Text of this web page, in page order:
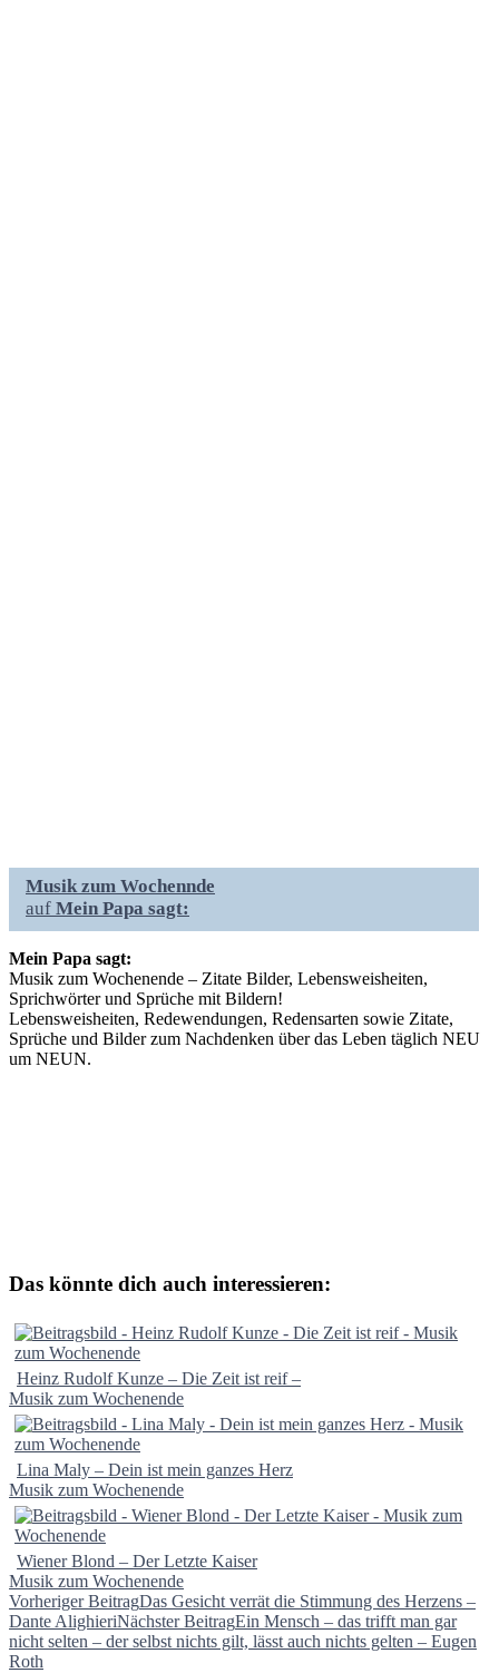
Musik zum Wochennde
auf Mein Papa sagt:
Mein Papa sagt:
Musik zum Wochenende – Zitate Bilder, Lebensweisheiten,
Sprichwörter und Sprüche mit Bildern!
Lebensweisheiten, Redewendungen, Redensarten sowie Zitate,
Sprüche und Bilder zum Nachdenken über das Leben täglich NEU
um NEUN.
Das könnte dich auch interessieren:
Heinz Rudolf Kunze – Die Zeit ist reif –
Musik zum Wochenende
Lina Maly – Dein ist mein ganzes Herz
Musik zum Wochenende
Wiener Blond – Der Letzte Kaiser
Musik zum Wochenende
Beitragsnavigation
Vorheriger BeitragDas Gesicht verrät die Stimmung des Herzens –
Dante AlighieriNächster BeitragEin Mensch – das trifft man gar
nicht selten – der selbst nichts gilt, lässt auch nichts gelten – Eugen
Roth